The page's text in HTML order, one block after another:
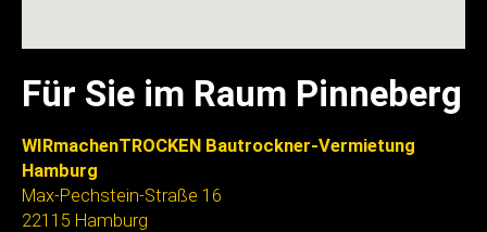
Für Sie im Raum Pinneberg
WIRmachenTROCKEN Bautrockner-Vermietung
Hamburg
Max-Pechstein-Straße 16
22115 Hamburg